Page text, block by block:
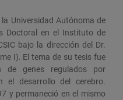
Universidad Autónoma de
Doctoral en el Instituto de
bajo la dirección del Dr.
I). El tema de su tesis fue
de genes regulados por
el desarrollo del cerebro.
y permaneció en el mismo